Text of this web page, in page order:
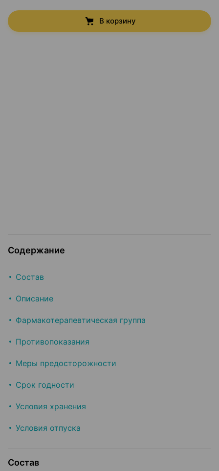
В корзину
Содержание
Состав
Описание
Фармакотерапевтическая группа
Противопоказания
Меры предосторожности
Срок годности
Условия хранения
Условия отпуска
Состав